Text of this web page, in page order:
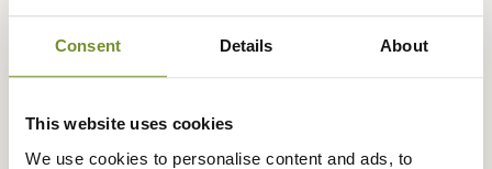
Consent Details About
This website uses cookies
We use cookies to personalise content and ads, to
Votre panier doit contenir au moins 100,00 € de produits
pour pouvoir obtenir des récompenses fidélité.
Expédié dans Échange ou
Paiement
Paiement en